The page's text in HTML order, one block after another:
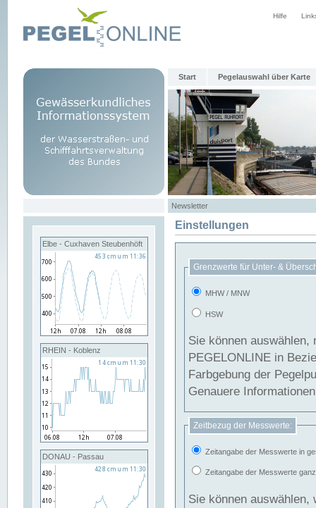
Hilfe
Start Pegelauswahl über Karte
Newsletter
Elbe - Cuxhaven Steubenhöft
RHEIN - Koblenz
DONAU - Passau
Einstellungen
Grenzwerte für Unter- &
MHW / MNW
HSW
Sie können
PEGELONLINE in Beziehung
Farbgebung der
Genauere
Zeitbezug der Messwerte:
Zeitangabe der Messwerte in
Zeitangabe der Messwerte
Sie können auswählen,